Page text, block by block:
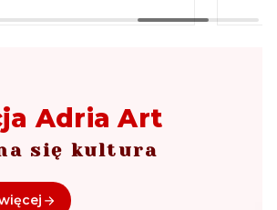
Adria Art
się kultura